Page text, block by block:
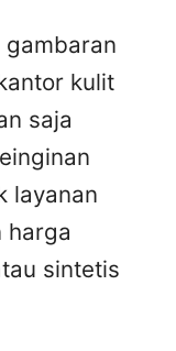
gambaran
kulit
saja
layanan
harga
sintetis